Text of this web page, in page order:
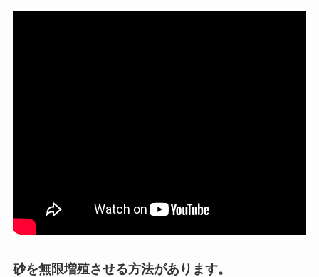
砂を無限増殖させる方法があります。